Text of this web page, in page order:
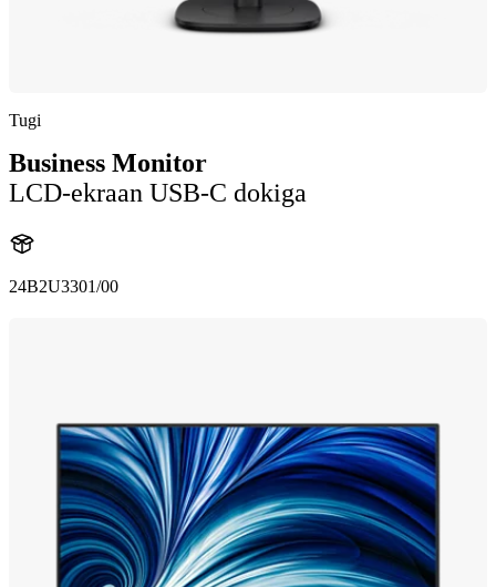
Tugi
Business Monitor
LCD-ekraan USB-C dokiga
24B2U3301/00